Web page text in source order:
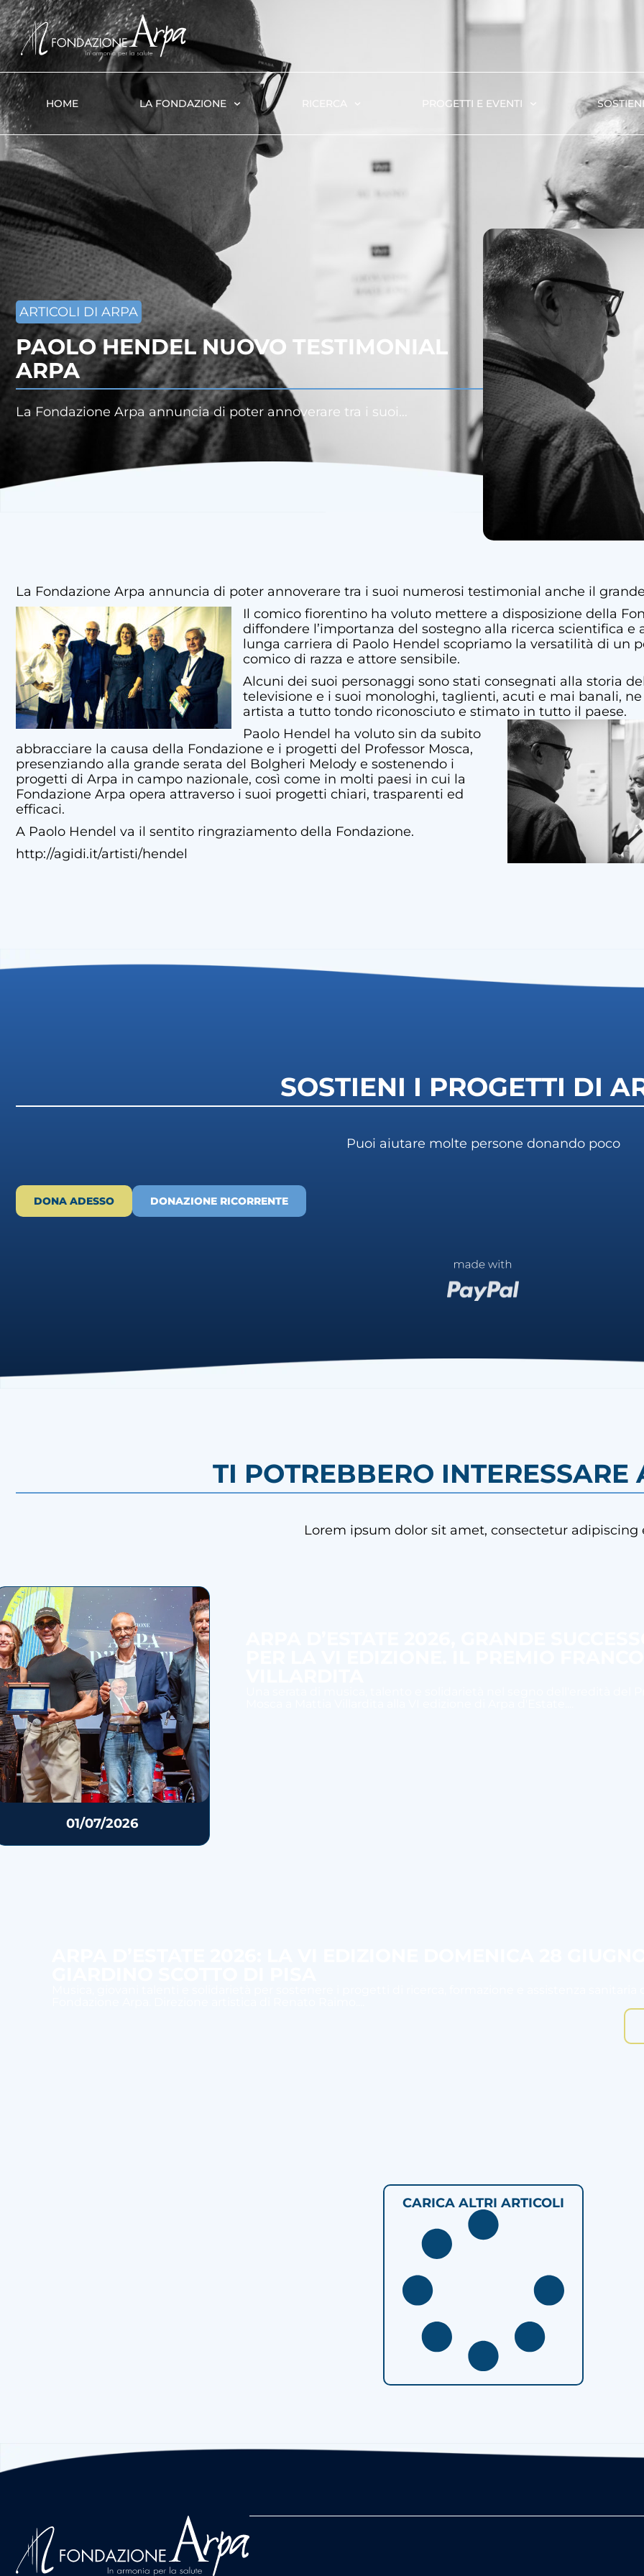
HOME LA FONDAZIONE RICERCA PROGETTI E EVENTI
ARTICOLI DI ARPA
PAOLO HENDEL NUOVO TESTIMONIAL
ARPA
La Fondazione Arpa annuncia di poter annoverare tra i suoi…
La Fondazione Arpa annuncia di poter annoverare tra i suoi numerosi testimonial anche il
Il comico fiorentino ha voluto mettere a disposizione della
diffondere l’importanza del sostegno alla ricerca scientifica
lunga carriera di Paolo Hendel scopriamo la versatilità di un
comico di razza e attore sensibile.
Alcuni dei suoi personaggi sono stati consegnati alla storia
televisione e i suoi monologhi, taglienti, acuti e mai banali,
artista a tutto tondo riconosciuto e stimato in tutto il paese.
Paolo Hendel ha voluto sin da subito
abbracciare la causa della Fondazione e i progetti del Professor Mosca,
presenziando alla grande serata del Bolgheri Melody e sostenendo i
progetti di Arpa in campo nazionale, così come in molti paesi in cui la
Fondazione Arpa opera attraverso i suoi progetti chiari, trasparenti ed
efficaci.
A Paolo Hendel va il sentito ringraziamento della Fondazione.
http://agidi.it/artisti/hendel
SOSTIENI I PROGETTI DI
Puoi aiutare molte persone donando poco
DONA ADESSO DONAZIONE RICORRENTE
TI POTREBBERO INTERESSARE
Lorem ipsum dolor sit amet, consectetur adipiscing
01/07/2026
CARICA ALTRI ARTICOLI